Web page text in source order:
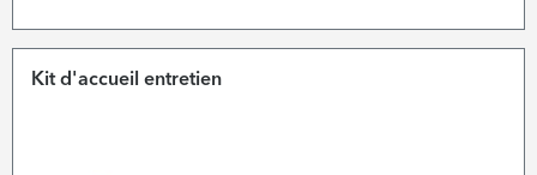
Kit d'accueil entretien